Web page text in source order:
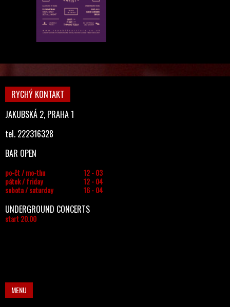
RYCHÝ KONTAKT
JAKUBSKÁ 2, PRAHA 1
tel. 222316328
BAR OPEN
po-čt / mo-thu
12 - 03
pátek / friday
12 - 04
sobota / saturday
16 - 04
UNDERGROUND CONCERTS
start 20.00
MENU